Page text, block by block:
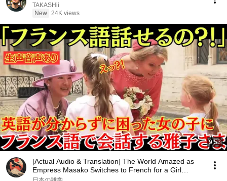
TAKASHii
New 24K views
9:53
[Actual Audio & Translation] The World Amazed as
Empress Masako Switches to French for a Girl
Who...